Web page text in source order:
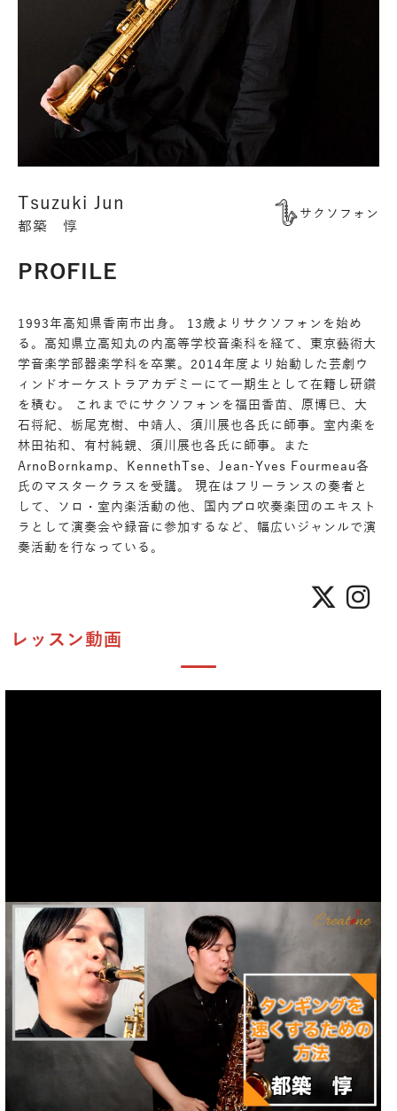
Tsuzuki Jun
都築 惇
サクソフォン
PROFILE
1993年高知県香南市出身。 13歳よりサクソフォンを始め
る。高知県立高知丸の内高等学校音楽科を経て、東京藝術大
学音楽学部器楽学科を卒業。2014年度より始動した芸劇ウ
ィンドオーケストラアカデミーにて一期生として在籍し研鑽
を積む。 これまでにサクソフォンを福田香苗、原博巳、大
石将紀、栃尾克樹、中靖人、須川展也各氏に師事。室内楽を
林田祐和、有村純親、須川展也各氏に師事。また
ArnoBornkamp、KennethTse、Jean-Yves Fourmeau各
氏のマスタークラスを受講。 現在はフリーランスの奏者と
して、ソロ・室内楽活動の他、国内プロ吹奏楽団のエキスト
ラとして演奏会や録音に参加するなど、幅広いジャンルで演
奏活動を行なっている。
レッスン動画